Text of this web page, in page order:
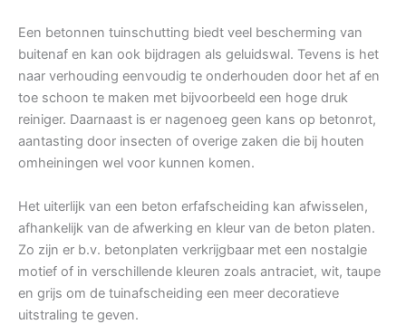
Een betonnen tuinschutting biedt veel bescherming van
buitenaf en kan ook bijdragen als geluidswal. Tevens is het
naar verhouding eenvoudig te onderhouden door het af en
toe schoon te maken met bijvoorbeeld een hoge druk
reiniger. Daarnaast is er nagenoeg geen kans op betonrot,
aantasting door insecten of overige zaken die bij houten
omheiningen wel voor kunnen komen.
Het uiterlijk van een beton erfafscheiding kan afwisselen,
afhankelijk van de afwerking en kleur van de beton platen.
Zo zijn er b.v. betonplaten verkrijgbaar met een nostalgie
motief of in verschillende kleuren zoals antraciet, wit, taupe
en grijs om de tuinafscheiding een meer decoratieve
uitstraling te geven.